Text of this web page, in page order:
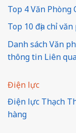
Top 4 Văn
Top 10 địa chỉ
Danh sách Văn
thông tin Liên
Điện lực
Điện lực Thạch
hàng